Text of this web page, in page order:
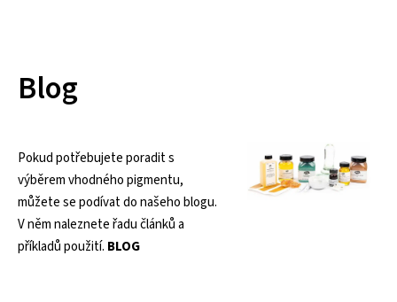
Blog
Pokud potřebujete poradit s
výběrem vhodného pigmentu,
můžete se podívat do našeho blogu.
V něm naleznete řadu článků a
příkladů použití. BLOG